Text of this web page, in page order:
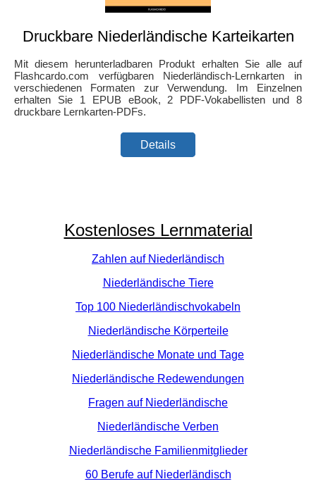
Druckbare Niederländische Karteikarten
Mit diesem herunterladbaren Produkt erhalten Sie alle auf
Flashcardo.com verfügbaren Niederländisch-Lernkarten in
verschiedenen Formaten zur Verwendung. Im Einzelnen
erhalten Sie 1 EPUB eBook, 2 PDF-Vokabellisten und 8
druckbare Lernkarten-PDFs.
Details
Kostenloses Lernmaterial
Zahlen auf Niederländisch
Niederländische Tiere
Top 100 Niederländischvokabeln
Niederländische Körperteile
Niederländische Monate und Tage
Niederländische Redewendungen
Fragen auf Niederländische
Niederländische Verben
Niederländische Familienmitglieder
60 Berufe auf Niederländisch